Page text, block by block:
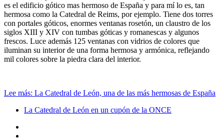
es el edificio gótico mas hermoso de España y para mí lo es, tan
hermosa como la Catedral de Reims, por ejemplo. Tiene dos torres
con portales góticos, enormes ventanas rosetón, un claustro de los
siglos XIII y XIV con tumbas góticas y romanescas y algunos
frescos. Luce además 125 ventanas con vidrios de colores que
iluminan su interior de una forma hermosa y armónica, reflejando
mil colores sobre la piedra clara del interior.
Lee más: La Catedral de León, una de las más hermosas de España
La Catedral de León en un cupón de la ONCE